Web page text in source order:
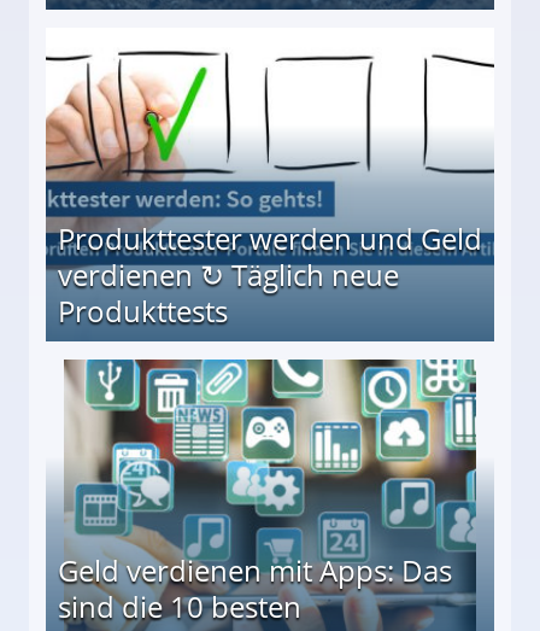
Produkttester werden und Geld
verdienen ↻ Täglich neue
Produkttests
↻ Täglich neue Produkttests
Geld verdienen mit Apps: Das
sind die 10 besten